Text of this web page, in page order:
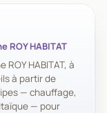
ROY HABITAT
HABITAT, à
à partir de
— chauffage,
— pour